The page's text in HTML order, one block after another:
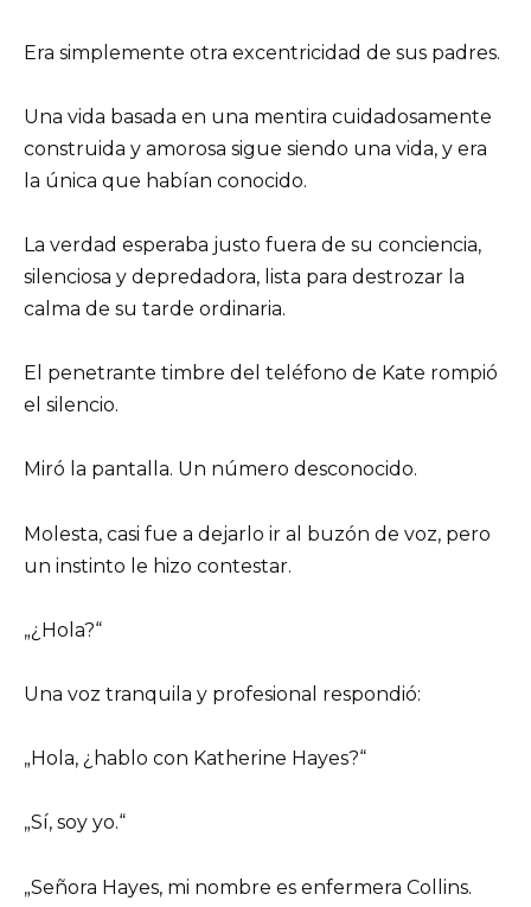
Era simplemente otra excentricidad de sus padres.
Una vida basada en una mentira cuidadosamente
construida y amorosa sigue siendo una vida, y era
la única que habían conocido.
La verdad esperaba justo fuera de su conciencia,
silenciosa y depredadora, lista para destrozar la
calma de su tarde ordinaria.
El penetrante timbre del teléfono de Kate rompió
el silencio.
Miró la pantalla. Un número desconocido.
Molesta, casi fue a dejarlo ir al buzón de voz, pero
un instinto le hizo contestar.
„¿Hola?“
Una voz tranquila y profesional respondió:
„Hola, ¿hablo con Katherine Hayes?“
„Sí, soy yo.“
„Señora Hayes, mi nombre es enfermera Collins.